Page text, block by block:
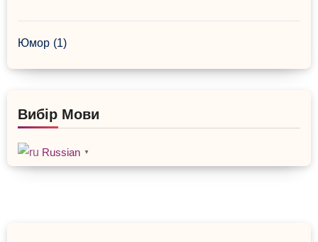
Юмор (1)
Вибір Мови
Russian ▼